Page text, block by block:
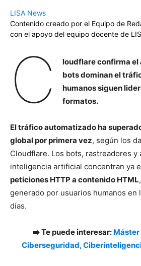
LISA News
Contenido creado por el Equipo de
con el apoyo del equipo docente de
C
loudflare confirma el
bots dominan el
humanos siguen
formatos.
El tráfico automatizado ha
global por primera vez, según los
Cloudflare. Los bots, rastreadores y
inteligencia artificial concentran ya
peticiones HTTP a contenido HTML
generado por usuarios humanos en
días.
➡️ Te puede interesar: Máster
Ciberseguridad,